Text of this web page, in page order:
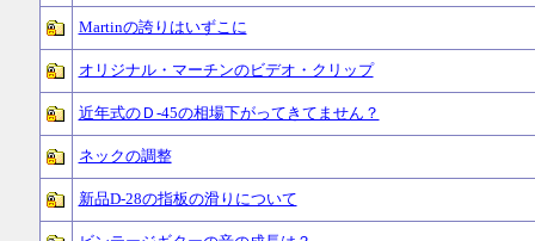
Martinの誇りはいずこに
オリジナル・マーチンのビデオ・クリップ
近年式のＤ-45の相場下がってきてません？
ネックの調整
新品D-28の指板の滑りについて